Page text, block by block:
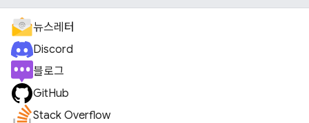
뉴스레터
Discord
블로그
GitHub
Stack Overflow